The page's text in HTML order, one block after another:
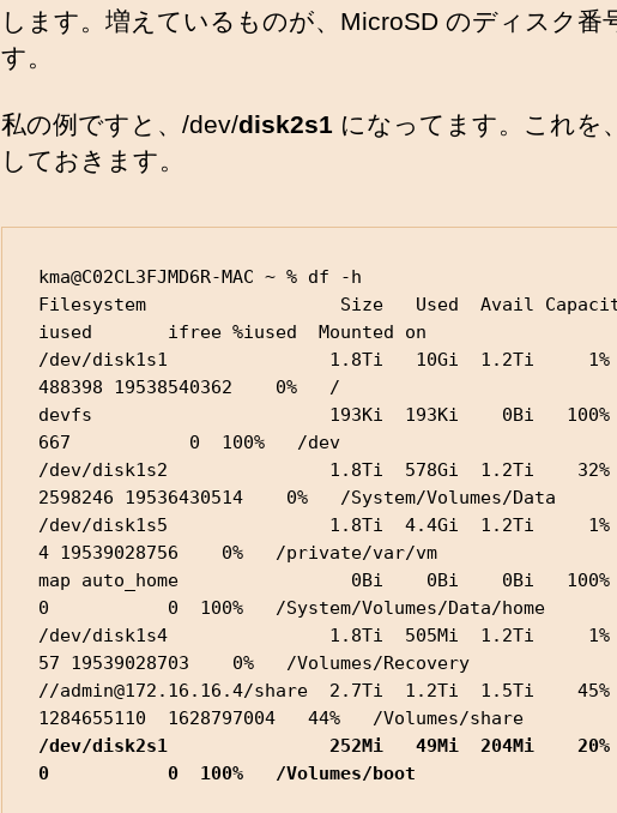
します。増えているものが、MicroSD のディスク番
す。
私の例ですと、/dev/disk2s1 になってます。これを
しておきます。
kma@C02CL3FJMD6R-MAC ~ % df -h
Filesystem                  Size   Used  Avail
iused       ifree %iused  Mounted on
/dev/disk1s1               1.8Ti   10Gi  1.2Ti     1%
488398 19538540362    0%   /
devfs                      193Ki  193Ki    0Bi   100%
667           0  100%   /dev
/dev/disk1s2               1.8Ti  578Gi  1.2Ti    32%
2598246 19536430514    0%   /System/Volumes/Data
/dev/disk1s5               1.8Ti  4.4Gi  1.2Ti     1%
4 19539028756    0%   /private/var/vm
map auto_home                0Bi    0Bi    0Bi   100%
0           0  100%   /System/Volumes/Data/home
/dev/disk1s4               1.8Ti  505Mi  1.2Ti     1%
57 19539028703    0%   /Volumes/Recovery
//admin@172.16.16.4/share  2.7Ti  1.2Ti  1.5Ti    45%
/dev/disk2s1               252Mi   49Mi  204Mi    20%
0           0  100%   /Volumes/boot